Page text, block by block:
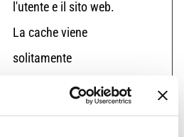
l'utente e il sito web.
La cache viene
solitamente
memorizzata sul
browser dell'utente.